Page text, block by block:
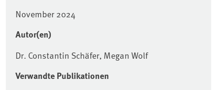
November 2024
Autor(en)
Dr. Constantin Schäfer, Megan Wolf
Verwandte Publikationen